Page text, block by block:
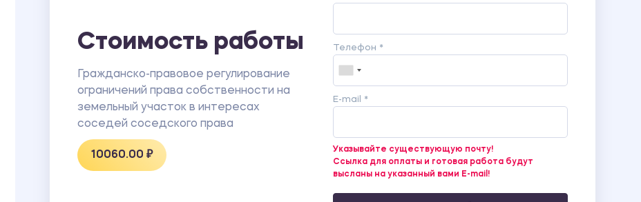
Стоимость работы
Гражданско-правовое регулирование
ограничений права собственности на
земельный участок в интересах
соседей соседского права
10060.00 ₽
Телефон *
E-mail *
Указывайте существующую почту!
Ссылка для оплаты и готовая работа будут
высланы на указанный вами E-mail!